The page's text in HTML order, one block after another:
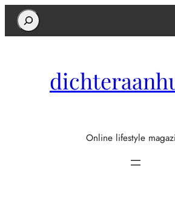
Search
Online lifestyle